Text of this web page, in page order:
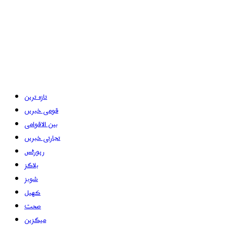
تازہ ترین
قومی خبریں
بین الاقوامی
تجارتی خبریں
رپورٹس
بلاگز
شوبز
کھیل
صحت
میگزین